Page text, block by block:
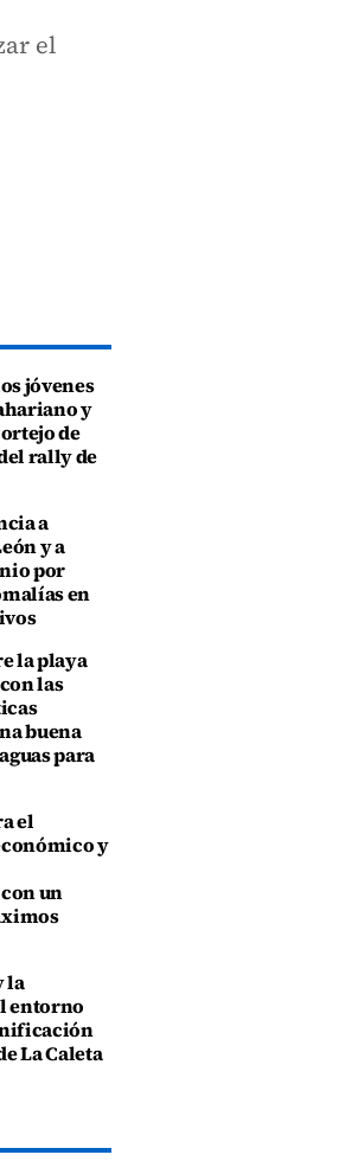
el
jóvenes
y
de
rally de
a
y a
por
en
la playa
las
buena
para
el
y
un
la
entorno
La Caleta